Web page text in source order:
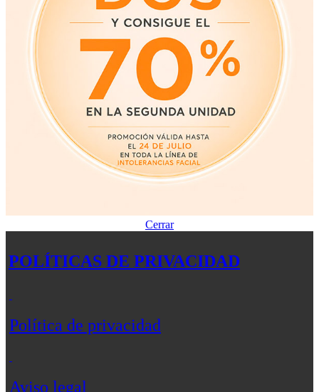
Cerrar
POLÍTICAS DE PRIVACIDAD
Política de privacidad
Aviso legal